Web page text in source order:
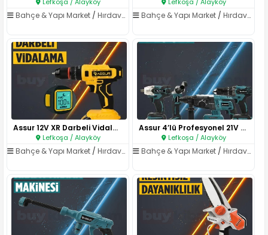
Lefkoşa / Alayköy
Bahçe & Yapı Market / Hırdavat & El Aletleri
Lefkoşa / Alayköy
Bahçe & Yapı Market /Hırdavat & El Aletleri
Assur 12V XR Darbeli Vidalama..
Lefkoşa / Alayköy
Bahçe & Yapı Market / Hırdavat & El Aletleri
Assur 4’lü Profesyonel 21V XR ..
Lefkoşa / Alayköy
Bahçe & Yapı Market /Hırdavat & El Aletleri